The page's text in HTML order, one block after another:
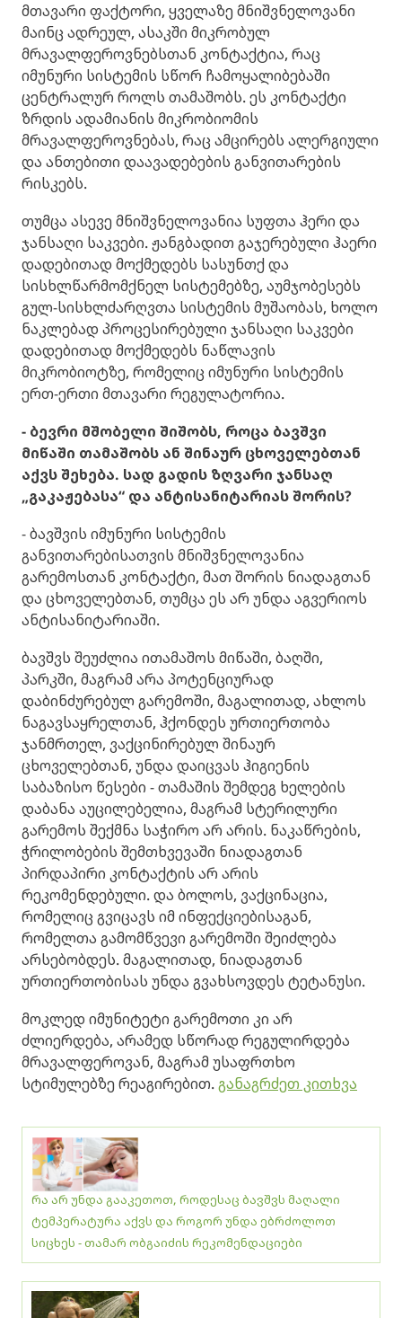
მთავარი ფაქტორი, ყველაზე მნიშვნელოვანი
მაინც ადრეულ, ასაკში მიკრობულ
მრავალფეროვნებსთან კონტაქტია, რაც
იმუნური სისტემის სწორ ჩამოყალიბებაში
ცენტრალურ როლს თამაშობს. ეს კონტაქტი
ზრდის ადამიანის მიკრობიომის
მრავალფეროვნებას, რაც ამცირებს ალერგიული
და ანთებითი დაავადებების განვითარების
რისკებს.
თუმცა ასევე მნიშვნელოვანია სუფთა ჰერი და
ჯანსაღი საკვები. ჟანგბადით გაჯერებული ჰაერი
დადებითად მოქმედებს სასუნთქ და
სისხლწარმომქნელ სისტემებზე, აუმჯობესებს
გულ-სისხლძარღვთა სისტემის მუშაობას, ხოლო
ნაკლებად პროცესირებული ჯანსაღი საკვები
დადებითად მოქმედებს ნაწლავის
მიკრობიოტზე, რომელიც იმუნური სისტემის
ერთ-ერთი მთავარი რეგულატორია.
- ბევრი მშობელი შიშობს, როცა ბავშვი
მიწაში თამაშობს ან შინაურ ცხოველებთან
აქვს შეხება. სად გადის ზღვარი ჯანსაღ
„გაკაჟებასა“ და ანტისანიტარიას შორის?
- ბავშვის იმუნური სისტემის
განვითარებისათვის მნიშვნელოვანია
გარემოსთან კონტაქტი, მათ შორის ნიადაგთან
და ცხოველებთან, თუმცა ეს არ უნდა აგვერიოს
ანტისანიტარიაში.
ბავშვს შეუძლია ითამაშოს მიწაში, ბაღში,
პარკში, მაგრამ არა პოტენციურად
დაბინძურებულ გარემოში, მაგალითად, ახლოს
ნაგავსაყრელთან, ჰქონდეს ურთიერთობა
ჯანმრთელ, ვაქცინირებულ შინაურ
ცხოველებთან, უნდა დაიცვას ჰიგიენის
საბაზისო წესები - თამაშის შემდეგ ხელების
დაბანა აუცილებელია, მაგრამ სტერილური
გარემოს შექმნა საჭირო არ არის. ნაკაწრების,
ჭრილობების შემთხვევაში ნიადაგთან
პირდაპირი კონტაქტის არ არის
რეკომენდებული. და ბოლოს, ვაქცინაცია,
რომელიც გვიცავს იმ ინფექციებისაგან,
რომელთა გამომწვევი გარემოში შეიძლება
არსებობდეს. მაგალითად, ნიადაგთან
ურთიერთობისას უნდა გვახსოვდეს ტეტანუსი.
მოკლედ იმუნიტეტი გარემოთი კი არ
ძლიერდება, არამედ სწორად რეგულირდება
მრავალფეროვან, მაგრამ უსაფრთხო
სტიმულებზე რეაგირებით.განაგრძეთ კითხვა
რა არ უნდა გააკეთოთ, როდესაც ბავშვს მაღალი
ტემპერატურა აქვს და როგორ უნდა ებრძოლოთ
სიცხეს - თამარ ობგაიძის რეკომენდაციები